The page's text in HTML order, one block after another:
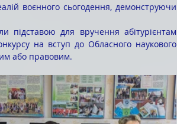
воєнного сьогодення, демонструючи
на вступ до Обласного наукового
або правовим.